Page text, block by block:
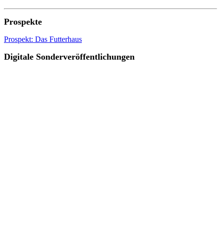
Prospekte
Prospekt: Das Futterhaus
Digitale Sonderveröffentlichungen